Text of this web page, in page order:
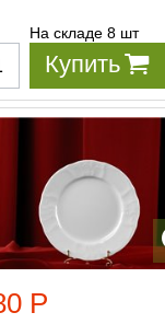
На складе 8 шт
Купить
Р